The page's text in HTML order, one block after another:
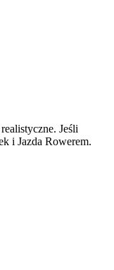
Jeśli
i Jazda Rowerem.